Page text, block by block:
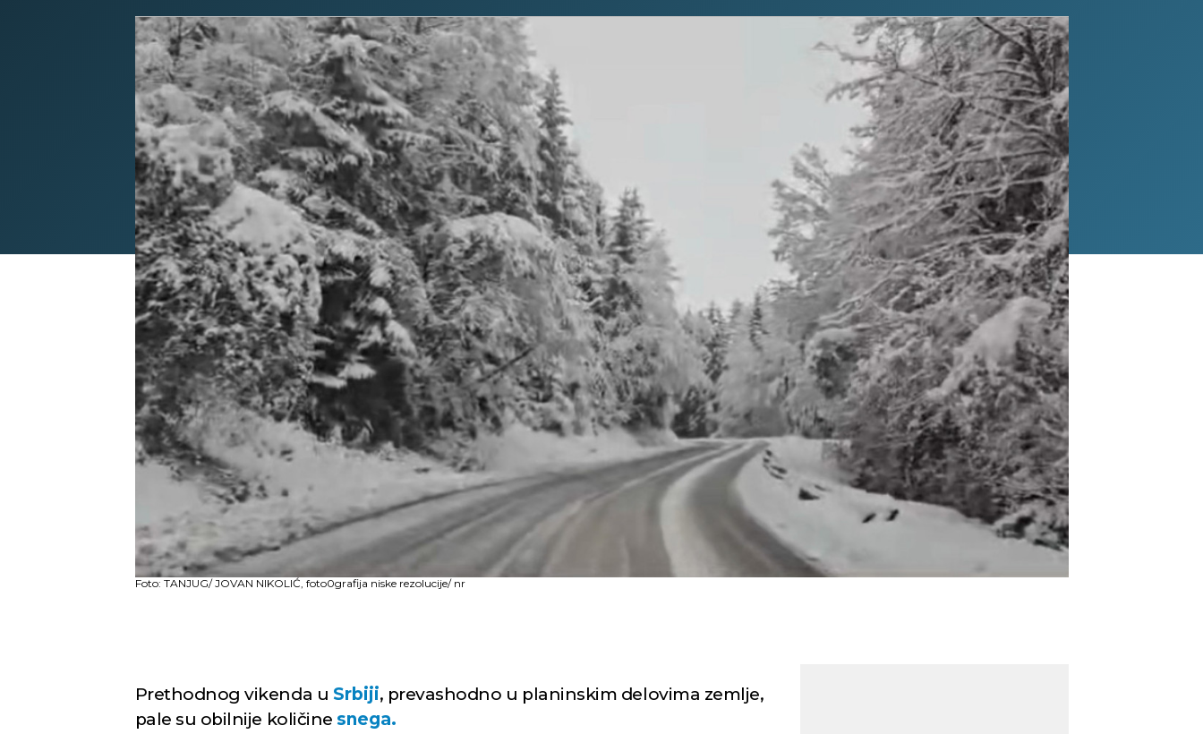
Foto: TANJUG/ JOVAN NIKOLIĆ, foto0grafija niske rezolucije/ nr
Prethodnog vikenda u Srbiji, prevashodno u planinskim delovima zemlje,
pale su obilnije količine snega.